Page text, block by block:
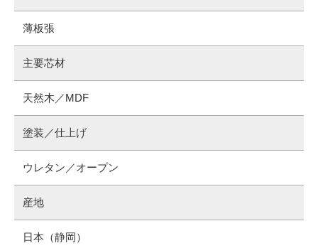
薄板張
主要芯材
天然木／MDF
塗装／仕上げ
ウレタン／オープン
産地
日本（静岡）